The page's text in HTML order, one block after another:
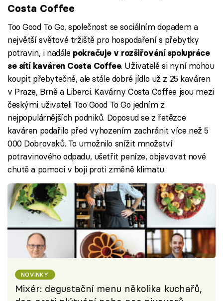
Costa Coffee
Too Good To Go, společnost se sociálním dopadem a
největší světové tržiště pro hospodaření s přebytky
potravin, i nadále pokračuje v rozšiřování spolupráce
se sítí kaváren Costa Coffee. Uživatelé si nyní mohou
koupit přebytečné, ale stále dobré jídlo už z 25 kaváren
v Praze, Brně a Liberci. Kavárny Costa Coffee jsou mezi
českými uživateli Too Good To Go jedním z
nejpopulárnějších podniků. Doposud se z řetězce
kaváren podařilo před vyhozením zachránit více než 5
000 Dobrovaků. To umožnilo snížit množství
potravinového odpadu, ušetřit peníze, objevovat nové
chutě a pomoci v boji proti změně klimatu.
NOVINKY
Mixér: degustační menu několika kuchařů,